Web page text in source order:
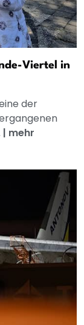
Viertel in
der
| mehr